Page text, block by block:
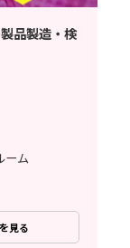
品製造・検
ーム
見る